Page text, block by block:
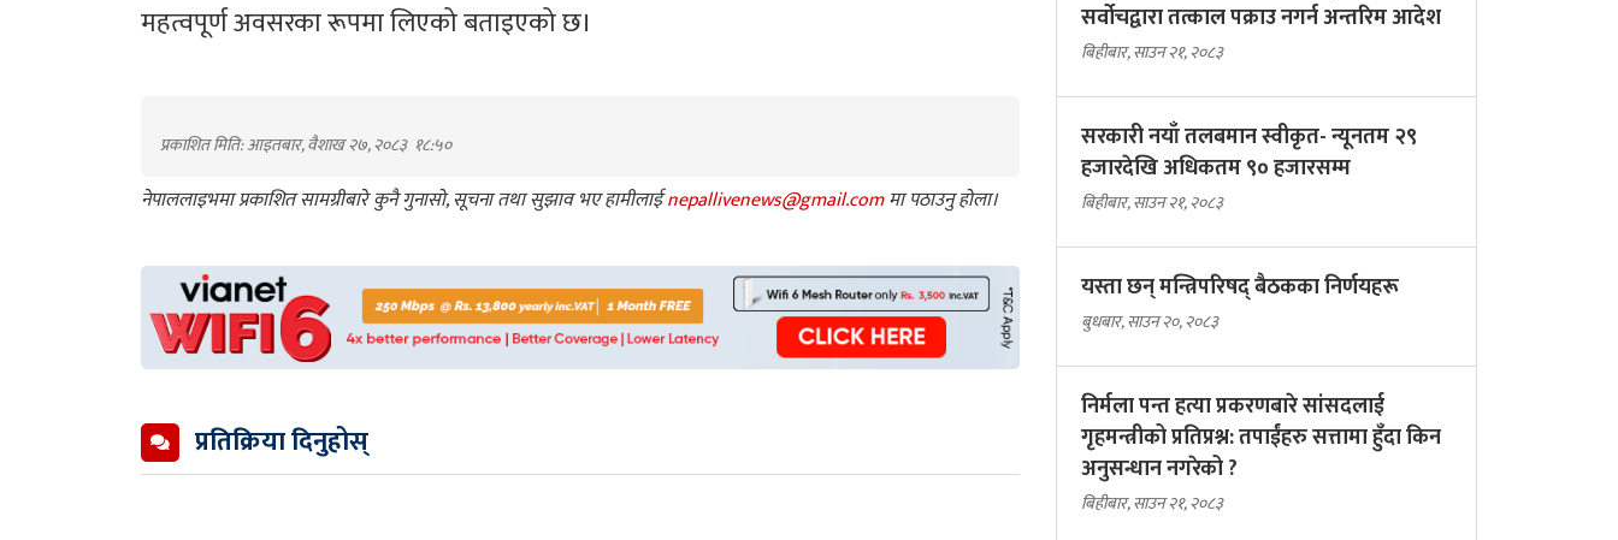
महत्वपूर्ण अवसरका रूपमा लिएको बताइएको छ।
प्रकाशित मिति: आइतबार, वैशाख २७, २०८३ १८:५०
नेपाललाइभमा प्रकाशित सामग्रीबारे कुनै गुनासो, सूचना तथा सुझाव भए हामीलाईnepallivenews@gmail.comमा पठाउनु होला।
प्रतिक्रिया दिनुहोस्
सर्वोचद्वारा तत्काल पक्राउ नगर्न अन्तरिम आदेश
बिहीबार, साउन २१, २०८३
सरकारी नयाँ तलबमान स्वीकृत- न्यूनतम २९
हजारदेखि अधिकतम ९० हजारसम्म
बिहीबार, साउन २१, २०८३
यस्ता छन् मन्त्रिपरिषद् बैठकका निर्णयहरू
बुधबार, साउन २०, २०८३
निर्मला पन्त हत्या प्रकरणबारे सांसदलाई
गृहमन्त्रीको प्रतिप्रश्न: तपाईंहरु सत्तामा हुँदा किन
अनुसन्धान नगरेको ?
बिहीबार, साउन २१, २०८३